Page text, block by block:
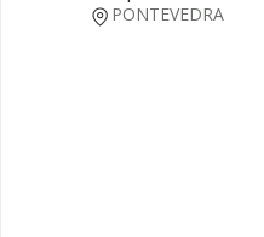
PONTEVEDRA